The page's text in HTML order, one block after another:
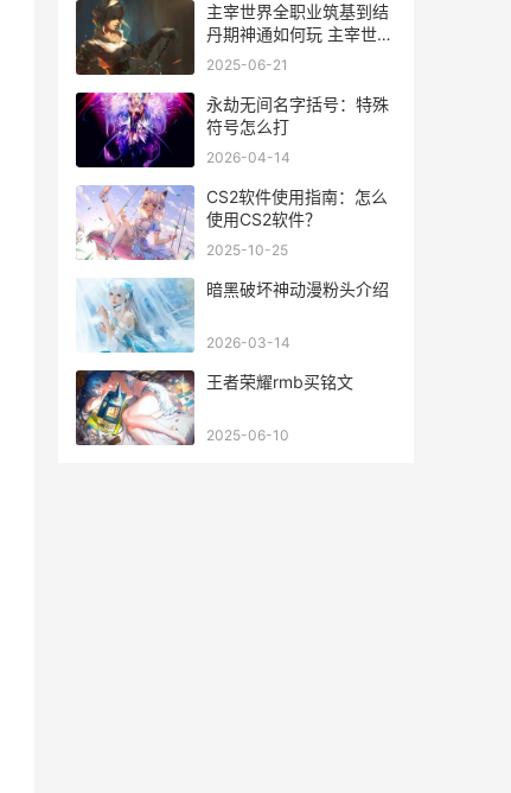
主宰世界全职业筑基到结
丹期神通如何玩 主宰世界
手游攻略
2025-06-21
永劫无间名字括号：特殊
符号怎么打
2026-04-14
CS2软件使用指南：怎么
使用CS2软件？
2025-10-25
暗黑破坏神动漫粉头介绍
2026-03-14
王者荣耀rmb买铭文
2025-06-10